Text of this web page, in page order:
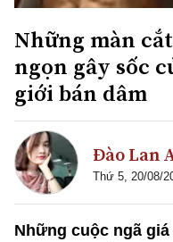
Những màn
ngọn gây sốc
giới bán dâm
Đào Lan
Thứ 5, 20/08/
Những cuộc ngã